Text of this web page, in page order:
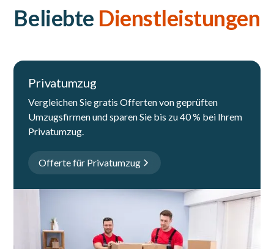
Beliebte Dienstleistungen
Privatumzug
Vergleichen Sie gratis Offerten von geprüften
Umzugsfirmen und sparen Sie bis zu 40 % bei Ihrem
Privatumzug.
Offerte für Privatumzug